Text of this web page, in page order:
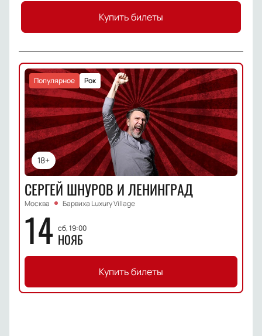
Купить билеты
18+
Рок
Популярное
СЕРГЕЙ ШНУРОВ И ЛЕНИНГРАД
Москва Барвиха Luxury Village
14 сб, 19:00
НОЯБ
Купить билеты